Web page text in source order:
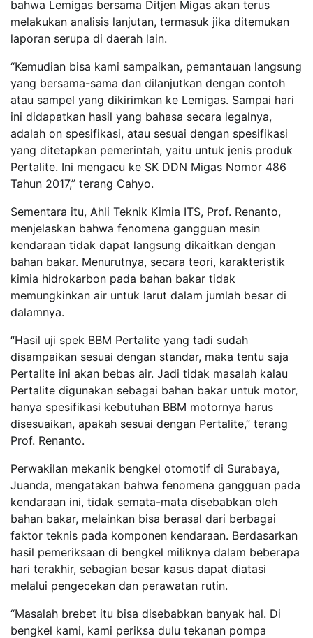
bahwa Lemigas bersama Ditjen Migas akan terus
melakukan analisis lanjutan, termasuk jika ditemukan
laporan serupa di daerah lain.
“Kemudian bisa kami sampaikan, pemantauan langsung
yang bersama-sama dan dilanjutkan dengan contoh
atau sampel yang dikirimkan ke Lemigas. Sampai hari
ini didapatkan hasil yang bahasa secara legalnya,
adalah on spesifikasi, atau sesuai dengan spesifikasi
yang ditetapkan pemerintah, yaitu untuk jenis produk
Pertalite. Ini mengacu ke SK DDN Migas Nomor 486
Tahun 2017,” terang Cahyo.
Sementara itu, Ahli Teknik Kimia ITS, Prof. Renanto,
menjelaskan bahwa fenomena gangguan mesin
kendaraan tidak dapat langsung dikaitkan dengan
bahan bakar. Menurutnya, secara teori, karakteristik
kimia hidrokarbon pada bahan bakar tidak
memungkinkan air untuk larut dalam jumlah besar di
dalamnya.
“Hasil uji spek BBM Pertalite yang tadi sudah
disampaikan sesuai dengan standar, maka tentu saja
Pertalite ini akan bebas air. Jadi tidak masalah kalau
Pertalite digunakan sebagai bahan bakar untuk motor,
hanya spesifikasi kebutuhan BBM motornya harus
disesuaikan, apakah sesuai dengan Pertalite,” terang
Prof. Renanto.
Perwakilan mekanik bengkel otomotif di Surabaya,
Juanda, mengatakan bahwa fenomena gangguan pada
kendaraan ini, tidak semata-mata disebabkan oleh
bahan bakar, melainkan bisa berasal dari berbagai
faktor teknis pada komponen kendaraan. Berdasarkan
hasil pemeriksaan di bengkel miliknya dalam beberapa
hari terakhir, sebagian besar kasus dapat diatasi
melalui pengecekan dan perawatan rutin.
“Masalah brebet itu bisa disebabkan banyak hal. Di
bengkel kami, kami periksa dulu tekanan pompa